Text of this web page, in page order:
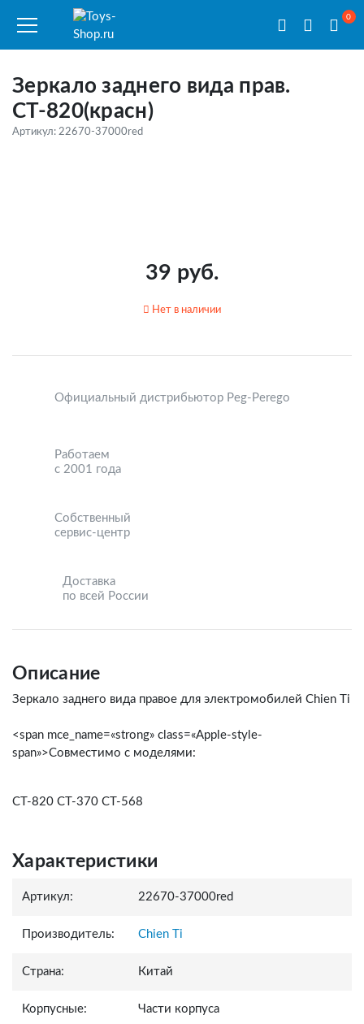
0
Зеркало заднего вида прав.
СТ-820(красн)
Артикул: 22670-37000red
39 руб.
Нет в наличии
Официальный дистрибьютор Peg-Perego
Работаем
с 2001 года
Собственный
сервис-центр
Доставка
по всей России
Описание
Зеркало заднего вида правое для электромобилей Chien Ti
<span mce_name=«strong» class=«Apple-style-
span»>Совместимо с моделями:
СТ-820 CT-370 CT-568
Характеристики
Артикул: 22670-37000red
Производитель: Chien Ti
Страна: Китай
Корпусные: Части корпуса